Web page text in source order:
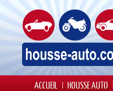
ACCUEIL HOUSSE AUTO